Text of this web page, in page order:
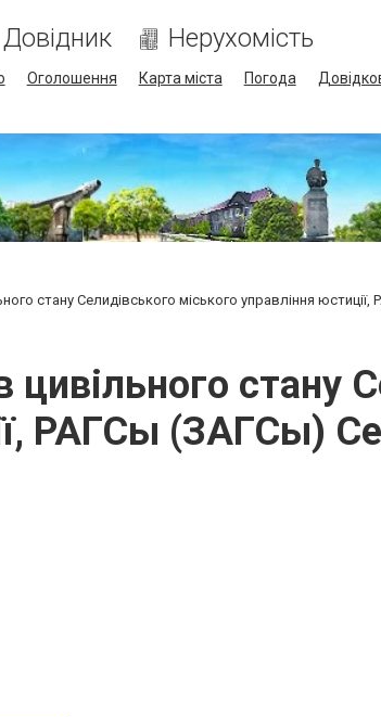
Довідник Нерухомість
Оголошення Карта міста Погода
стану Селидівського міського управління
цивільного стану
РАГСы (ЗАГСы)